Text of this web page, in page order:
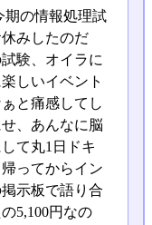
期の情報処理試
みしたのだ
験、オイラに
しいイベント
と痛感してし
、あんなに脳
て丸1日ドキ
ってからイン
示板で語り合
5,100円なの